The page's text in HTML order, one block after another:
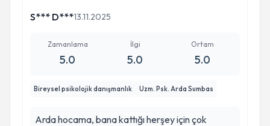
S*** D***13.11.2025
Zamanlama
5.0
İlgi
5.0
Ortam
5.0
Bireysel psikolojik danışmanlık Uzm. Psk. Arda Sumbas
Arda hocama, bana kattığı herşey için çok